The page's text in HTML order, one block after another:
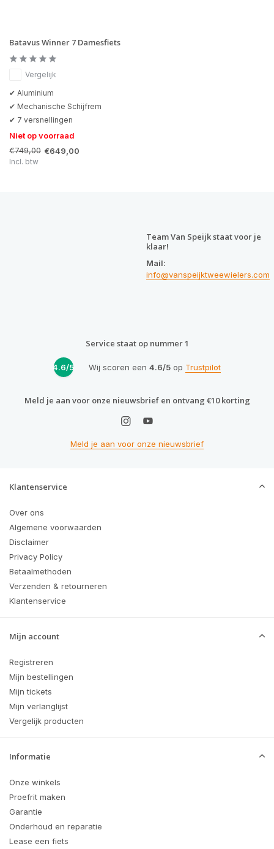
Batavus Winner 7 Damesfiets
Vergelijk
✔ Aluminium
✔ Mechanische Schijfrem
✔ 7 versnellingen
Niet op voorraad
€749,00 €649,00
Incl. btw
Team Van Speijk staat voor je
klaar!
Mail:
info@vanspeijktweewielers.com
Service staat op nummer 1
4.6/5 Wij scoren een 4.6/5op Trustpilot
Meld je aan voor onze nieuwsbrief en ontvang €10 korting
Meld je aan voor onze nieuwsbrief
Klantenservice
Over ons
Algemene voorwaarden
Disclaimer
Privacy Policy
Betaalmethoden
Verzenden & retourneren
Klantenservice
Mijn account
Registreren
Mijn bestellingen
Mijn tickets
Mijn verlanglijst
Vergelijk producten
Informatie
Onze winkels
Proefrit maken
Garantie
Onderhoud en reparatie
Lease een fiets